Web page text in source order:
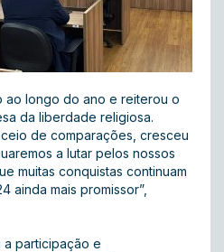
ao longo do ano e reiterou o
da liberdade religiosa.
de comparações, cresceu
a lutar pelos nossos
muitas conquistas continuam
ainda mais promissor”,
participação e